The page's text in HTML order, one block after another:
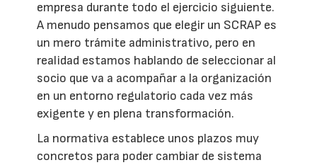
empresa durante todo el ejercicio siguiente.
A menudo pensamos que elegir un SCRAP es
un mero trámite administrativo, pero en
realidad estamos hablando de seleccionar al
socio que va a acompañar a la organización
en un entorno regulatorio cada vez más
exigente y en plena transformación.
La normativa establece unos plazos muy
concretos para poder cambiar de sistema